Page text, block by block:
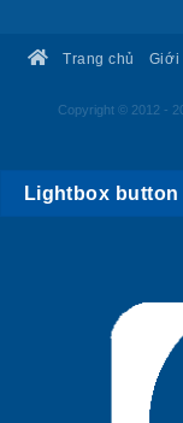
Trang chủ Giới
Copyright © 2012 -
Lightbox button